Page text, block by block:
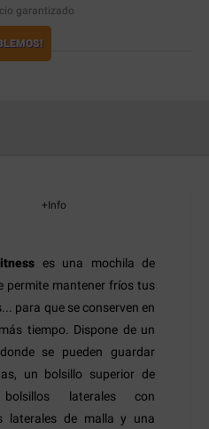
garantizado
+Info
es una mochila de
permite mantener fríos tus
para que se conserven en
tiempo. Dispone de un
se pueden guardar
un bolsillo superior de
bolsillos laterales con
laterales de malla y una